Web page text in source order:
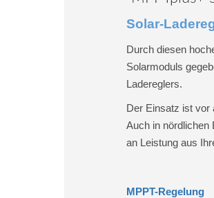
Solar-
Durch diesen
Solarmoduls
Ladereglers.
Der Einsatz ist vor
Auch in nördlichen
an Leistung aus
MPPT-Regelung